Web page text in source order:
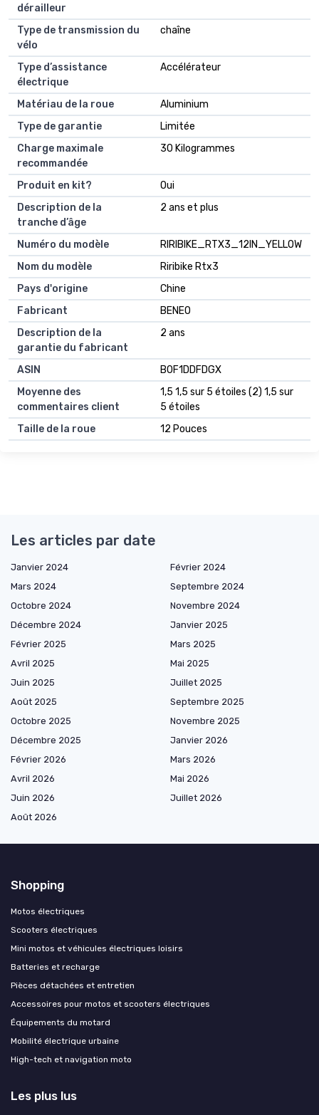
dérailleur
Type de transmission du
vélo
chaîne
Type d’assistance
électrique
Accélérateur
Matériau de la roue
Aluminium
Type de garantie
Limitée
Charge maximale
recommandée
30 Kilogrammes
Produit en kit?
Oui
Description de la
tranche d’âge
2 ans et plus
Numéro du modèle
RIRIBIKE_RTX3_12IN_YELLOW
Nom du modèle
Riribike Rtx3
Pays d'origine
Chine
Fabricant
BENEO
Description de la
garantie du fabricant
2 ans
ASIN
B0F1DDFDGX
Moyenne des
commentaires client
1,5 1,5 sur 5 étoiles (2) 1,5 sur
5 étoiles
Taille de la roue
12 Pouces
Les articles par date
Janvier 2024
Février 2024
Mars 2024
Septembre 2024
Octobre 2024
Novembre 2024
Décembre 2024
Janvier 2025
Février 2025
Mars 2025
Avril 2025
Mai 2025
Juin 2025
Juillet 2025
Août 2025
Septembre 2025
Octobre 2025
Novembre 2025
Décembre 2025
Janvier 2026
Février 2026
Mars 2026
Avril 2026
Mai 2026
Juin 2026
Juillet 2026
Août 2026
Shopping
Motos électriques
Scooters électriques
Mini motos et véhicules électriques loisirs
Batteries et recharge
Pièces détachées et entretien
Accessoires pour motos et scooters électriques
Équipements du motard
Mobilité électrique urbaine
High-tech et navigation moto
Les plus lus